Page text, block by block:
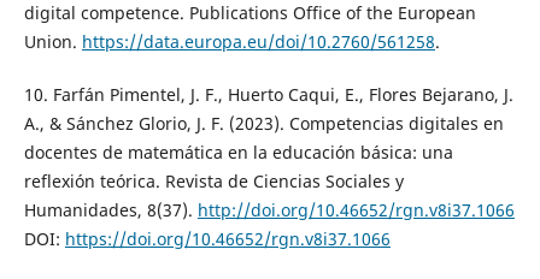
digital competence. Publications Office of the European
Union. https://data.europa.eu/doi/10.2760/561258.
10. Farfán Pimentel, J. F., Huerto Caqui, E., Flores Bejarano, J.
A., & Sánchez Glorio, J. F. (2023). Competencias digitales en
docentes de matemática en la educación básica: una
reflexión teórica. Revista de Ciencias Sociales y
Humanidades, 8(37). http://doi.org/10.46652/rgn.v8i37.1066
DOI: https://doi.org/10.46652/rgn.v8i37.1066